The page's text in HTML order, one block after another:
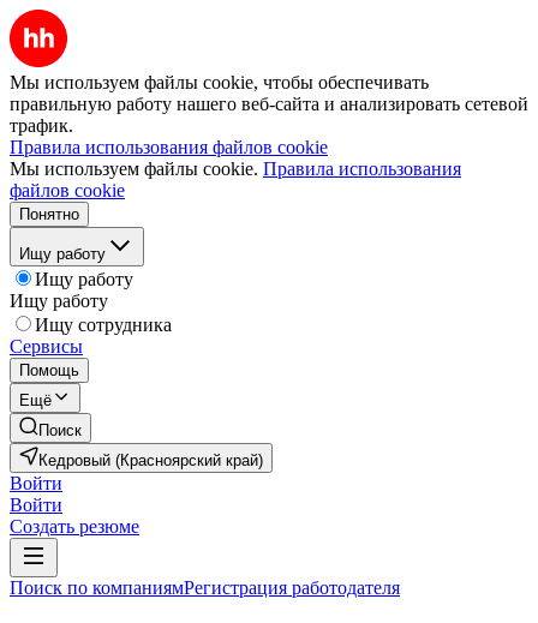
Мы используем файлы cookie, чтобы обеспечивать
правильную работу нашего веб-сайта и анализировать сетевой
трафик.
Правила использования файлов cookie
Мы используем файлы cookie. Правила использования
файлов cookie
Понятно
Ищу работу
Ищу работу
Ищу работу
Ищу сотрудника
Сервисы
Помощь
Ещё
Поиск
Кедровый (Красноярский край)
Войти
Войти
Создать резюме
Поиск по компаниямРегистрация работодателя